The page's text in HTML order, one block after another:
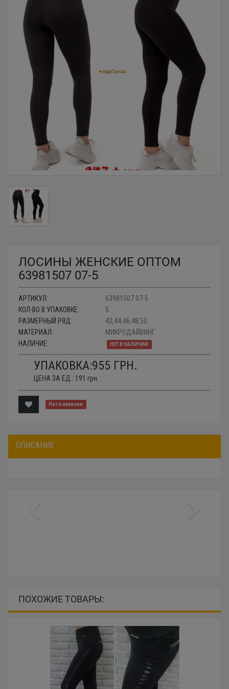
ЛОСИНЫ ЖЕНСКИЕ ОПТОМ
63981507 07-5
АРТИКУЛ:
63981507 07-5
КОЛ-ВО В УПАКОВКЕ:
5
РАЗМЕРНЫЙ РЯД: :
42,44,46,48,50
МАТЕРИАЛ:
МИКРОДАЙВИНГ
НАЛИЧИЕ:
НЕТ В НАЛИЧИИ
УПАКОВКА:955 ГРН.
ЦЕНА ЗА ЕД.: 191 грн.
Нет в наличии
ОПИСАНИЕ
ПОХОЖИЕ ТОВАРЫ: